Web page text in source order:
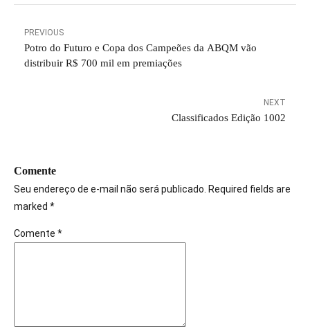
PREVIOUS
Potro do Futuro e Copa dos Campeões da ABQM vão
distribuir R$ 700 mil em premiações
NEXT
Classificados Edição 1002
Comente
Seu endereço de e-mail não será publicado. Required fields are
marked *
Comente *